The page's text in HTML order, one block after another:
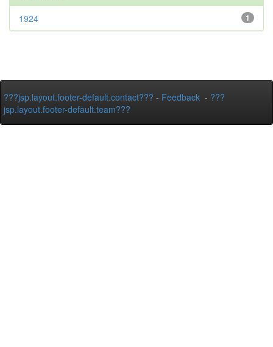
1
1924
???jsp.layout.footer-default.contact??? - Feedback - ???
jsp.layout.footer-default.team???